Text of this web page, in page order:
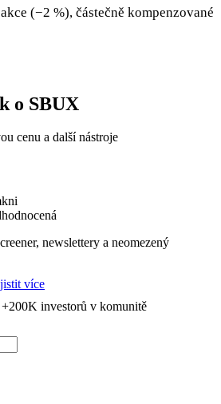
(−2 %), částečně kompenzované
o SBUX
cenu a další nástroje
newslettery a neomezený
více
+200K investorů v komunitě